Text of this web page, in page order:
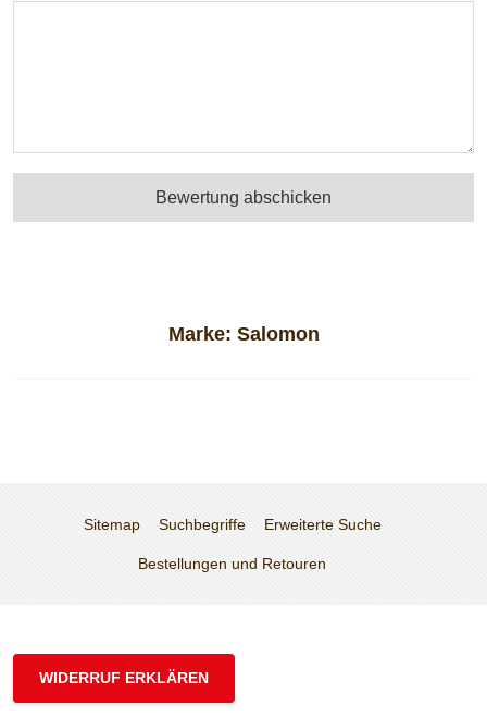
Marke: Salomon
Bewertung abschicken
Sitemap Suchbegriffe Erweiterte Suche
Bestellungen und Retouren
WIDERRUF ERKLÄREN